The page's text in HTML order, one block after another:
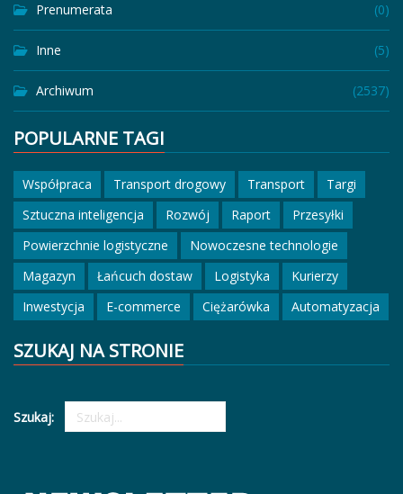
Prenumerata (0)
Inne (5)
Archiwum (2537)
POPULARNE TAGI
Współpraca Transport drogowy Transport
Targi
Sztuczna inteligencja
Rozwój Raport
Przesyłki
Powierzchnie logistyczne
Nowoczesne technologie
Magazyn
Łańcuch dostaw Logistyka
Kurierzy
Inwestycja
E-commerce Ciężarówka Automatyzacja
SZUKAJ NA STRONIE
Szukaj: